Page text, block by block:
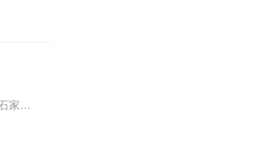
认
家庄
大概